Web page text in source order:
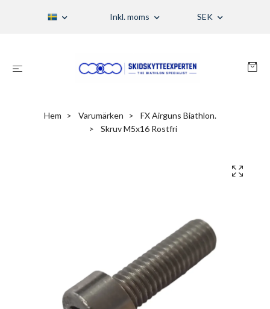
Inkl. moms SEK
Hem Varumärken
FX Airguns Biathlon.
Skruv M5x16 Rostfri